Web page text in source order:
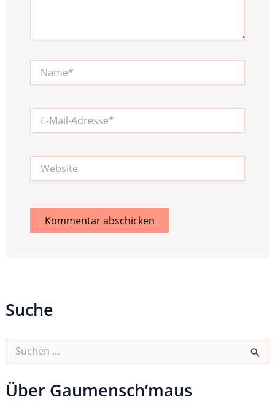
Mail-
Suche
h
e
Über Gaumensch’maus